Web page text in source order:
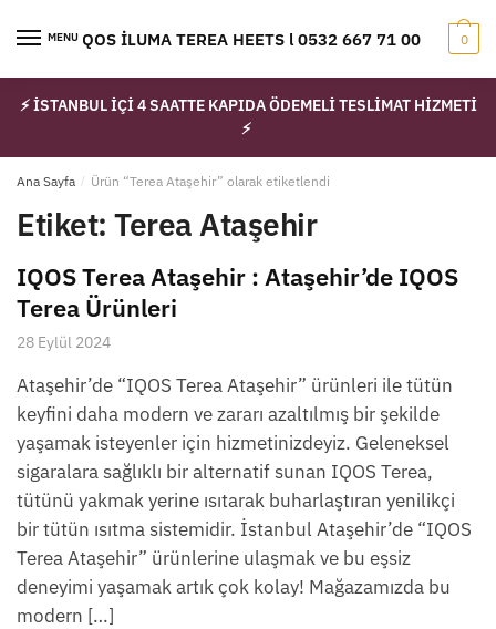
MENUIQOS İLUMA TEREA HEETS l 0532 667 71 00 0
⚡ İSTANBUL İÇİ 4 SAATTE KAPIDA ÖDEMELİ TESLİMAT HİZMETİ
⚡
Ana Sayfa / Ürün “Terea Ataşehir” olarak etiketlendi
Etiket: Terea Ataşehir
IQOS Terea Ataşehir : Ataşehir’de IQOS
Terea Ürünleri
28 Eylül 2024
Ataşehir’de “IQOS Terea Ataşehir” ürünleri ile tütün
keyfini daha modern ve zararı azaltılmış bir şekilde
yaşamak isteyenler için hizmetinizdeyiz. Geleneksel
sigaralara sağlıklı bir alternatif sunan IQOS Terea,
tütünü yakmak yerine ısıtarak buharlaştıran yenilikçi
bir tütün ısıtma sistemidir. İstanbul Ataşehir’de “IQOS
Terea Ataşehir” ürünlerine ulaşmak ve bu eşsiz
deneyimi yaşamak artık çok kolay! Mağazamızda bu
modern […]